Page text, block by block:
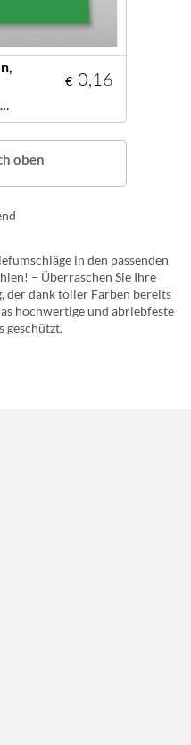
€ 0,16
Kuverts C6, 114 x 162 mm, Farbe grün
oben
in den passenden
– Überraschen Sie Ihre
der dank toller Farben bereits
hochwertige und abriebfeste
geschützt.